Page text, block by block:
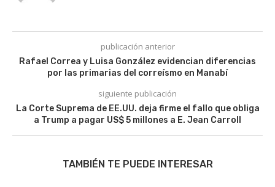
publicación anterior
Rafael Correa y Luisa González evidencian diferencias
por las primarias del correísmo en Manabí
siguiente publicación
La Corte Suprema de EE.UU. deja firme el fallo que obliga
a Trump a pagar US$ 5 millones a E. Jean Carroll
TAMBIÉN TE PUEDE INTERESAR